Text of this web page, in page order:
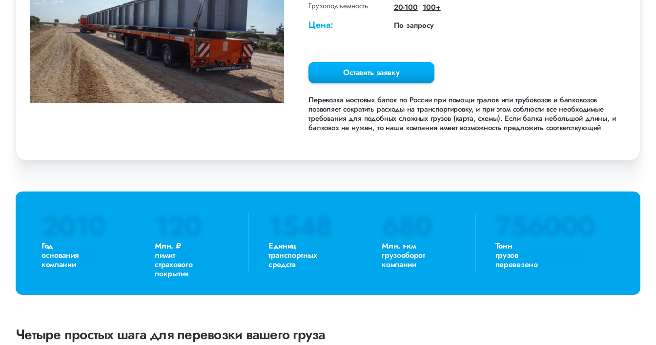
Грузоподъемность
20-100 100+
Цена: По запросу
Оставить заявку
Перевозка мостовых балок по России при помощи тралов или трубовозов и балковозов
позволяет сократить расходы на транспортировку, и при этом соблюсти все необходимые
требования для подобных сложных грузов (карта, схемы). Если балка небольшой длины, и
балковоз не нужен, то наша компания имеет возможность предложить соответствующий
Год
основания
компании
Млн. ₽
лимит
страхового
покрытия
Единиц
транспортных
средств
Млн. т-км
грузооборот
компании
Тонн
грузов
перевезено
Четыре простых шага для перевозки вашего груза